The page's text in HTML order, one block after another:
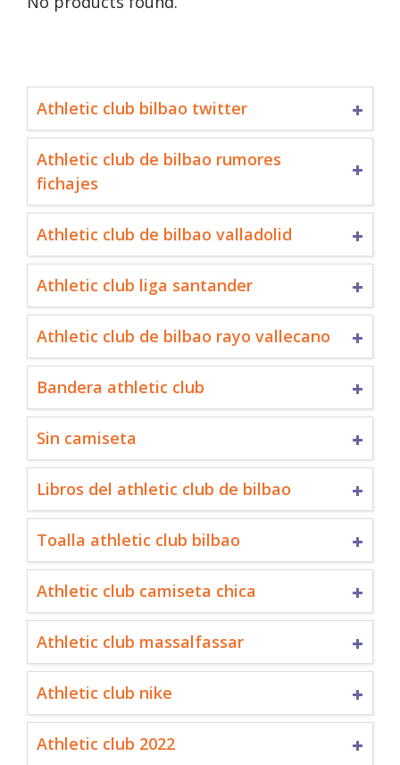
Athletic club bilbao twitter
Athletic club de bilbao rumores
fichajes
Athletic club de bilbao valladolid
Athletic club liga santander
Athletic club de bilbao rayo vallecano
Bandera athletic club
Sin camiseta
Libros del athletic club de bilbao
Toalla athletic club bilbao
Athletic club camiseta chica
Athletic club massalfassar
Athletic club nike
Athletic club 2022